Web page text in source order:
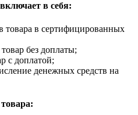
в себя:
товара в сертифицированных
без доплаты;
с доплатой;
денежных средств на